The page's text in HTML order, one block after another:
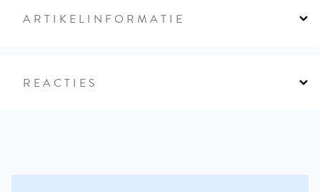
ARTIKELINFORMATIE
REACTIES